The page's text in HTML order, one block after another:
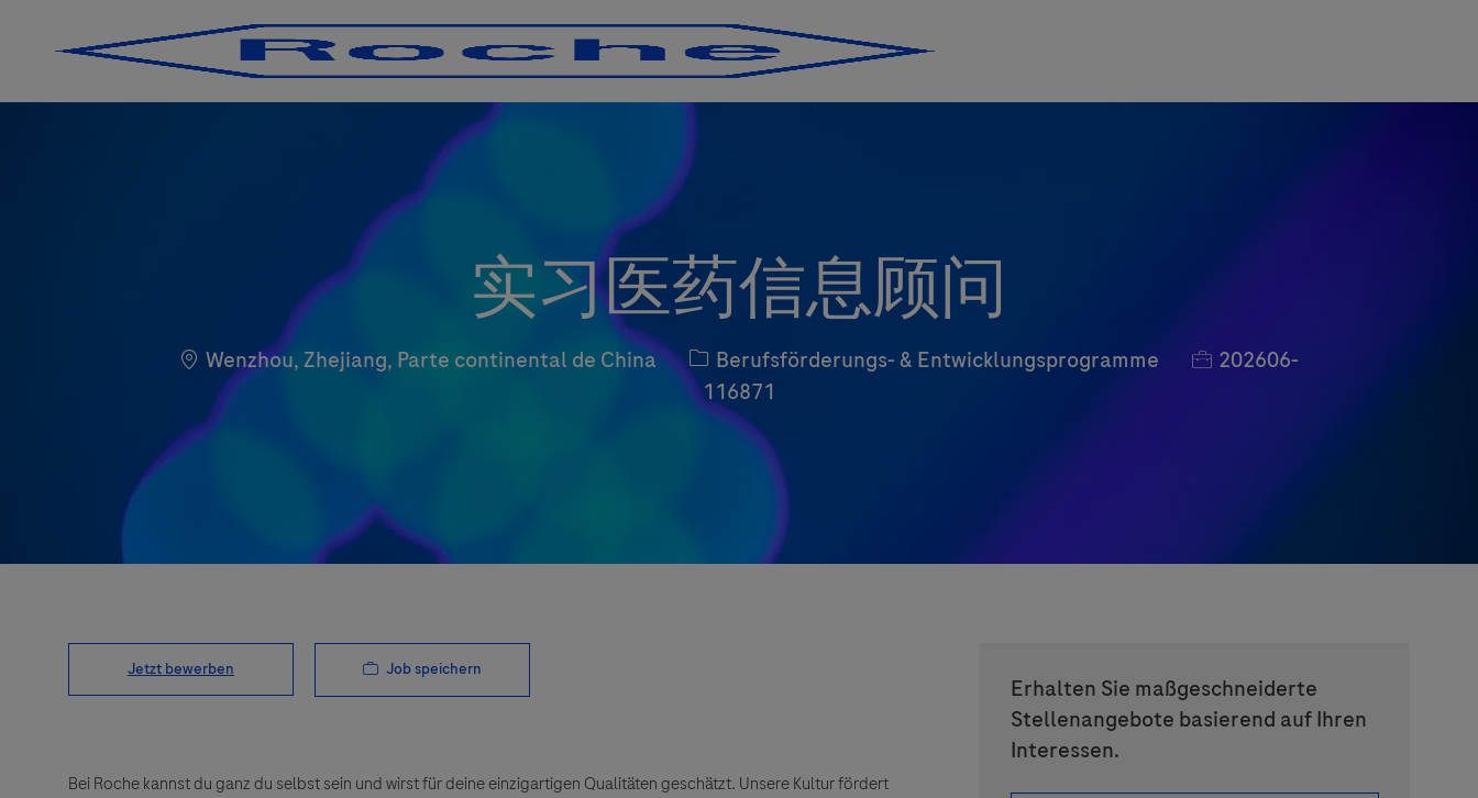
实习医药信息顾问
Standort
Wenzhou, Zhejiang, Parte continental de China Kategorie
Berufsförderungs- & Entwicklungsprogramme Job-ID
202606-
116871
Jetzt bewerben Job speichern
Bei Roche kannst du ganz du selbst sein und wirst für deine einzigartigen Qualitäten geschätzt. Unsere Kultur fördert
Erhalten Sie maßgeschneiderte
Stellenangebote basierend auf Ihren
Interessen.